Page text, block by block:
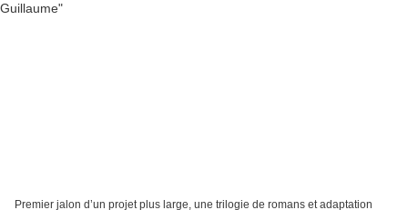
Premier jalon d’un projet plus large, une trilogie de romans et adaptation